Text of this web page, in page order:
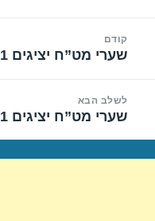
קודם
הפוסט
שערי מט”ח יציגים 12/10/2021
לשלב הבא
הפוסט
שערי מט”ח יציגים 14/10/2021